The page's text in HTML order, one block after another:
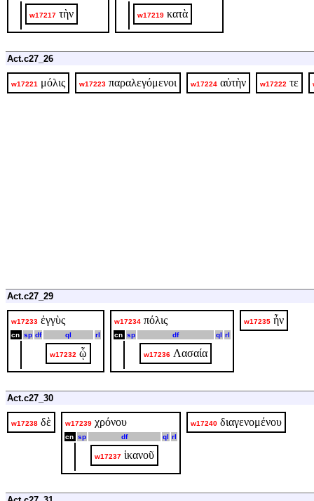
w17217 τὴν w17219 κατὰ
Act.c27_26
w17221 μόλις w17223 παραλεγόμενοι w17224 αὐτὴν w17222 τε
Act.c27_29
w17233 ἐγγὺς
cn sp df ql rl
w17232 ᾧ
w17234 πόλις
cn sp df ql rl
w17236 Λασαία
w17235 ἦν
Act.c27_30
w17238 δὲ w17239 χρόνου
cn sp df ql rl
w17237 ἱκανοῦ
w17240 διαγενομένου